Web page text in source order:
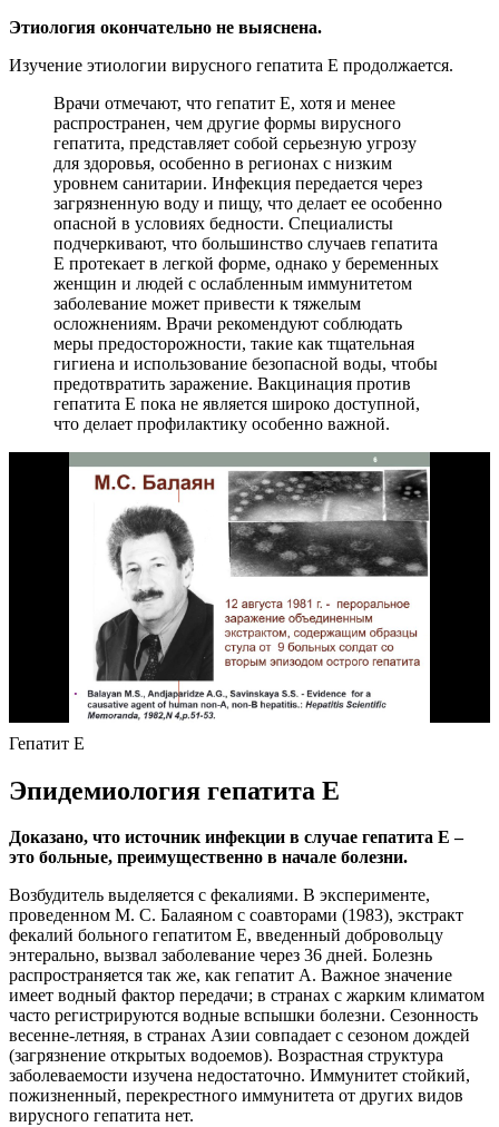
Этиология окончательно не выяснена.
Изучение этиологии вирусного гепатита Е продолжается.
Врачи отмечают, что гепатит Е, хотя и менее
распространен, чем другие формы вирусного
гепатита, представляет собой серьезную угрозу
для здоровья, особенно в регионах с низким
уровнем санитарии. Инфекция передается через
загрязненную воду и пищу, что делает ее особенно
опасной в условиях бедности. Специалисты
подчеркивают, что большинство случаев гепатита
Е протекает в легкой форме, однако у беременных
женщин и людей с ослабленным иммунитетом
заболевание может привести к тяжелым
осложнениям. Врачи рекомендуют соблюдать
меры предосторожности, такие как тщательная
гигиена и использование безопасной воды, чтобы
предотвратить заражение. Вакцинация против
гепатита Е пока не является широко доступной,
что делает профилактику особенно важной.
Гепатит Е
Эпидемиология гепатита Е
Доказано, что источник инфекции в случае гепатита Е –
это больные, преимущественно в начале болезни.
Возбудитель выделяется с фекалиями. В эксперименте,
проведенном М. С. Балаяном с соавторами (1983), экстракт
фекалий больного гепатитом Е, введенный добровольцу
энтерально, вызвал заболевание через 36 дней. Болезнь
распространяется так же, как гепатит А. Важное значение
имеет водный фактор передачи; в странах с жарким климатом
часто регистрируются водные вспышки болезни. Сезонность
весенне-летняя, в странах Азии совпадает с сезоном дождей
(загрязнение открытых водоемов). Возрастная структура
заболеваемости изучена недостаточно. Иммунитет стойкий,
пожизненный, перекрестного иммунитета от других видов
вирусного гепатита нет.